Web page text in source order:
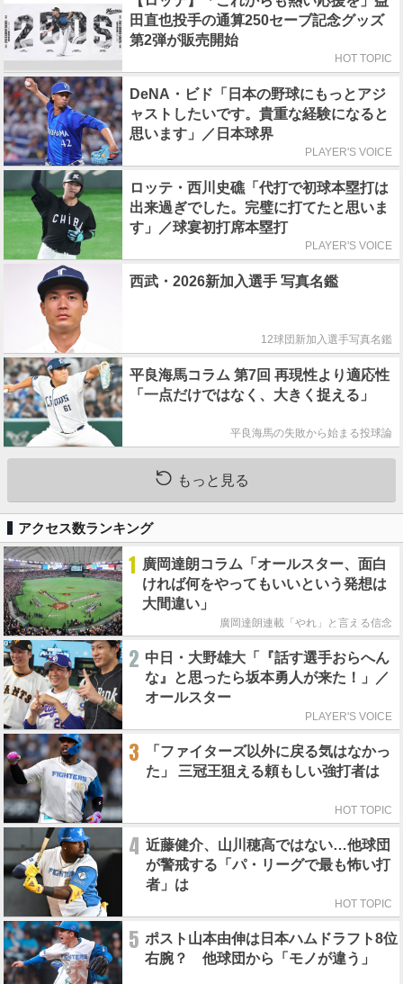
田直也投手の通算250セーブ記念グッズ
第2弾が販売開始
HOT TOPIC
DeNA・ビド「日本の野球にもっとアジ
ャストしたいです。貴重な経験になると
思います」／日本球界
PLAYER'S VOICE
ロッテ・西川史礁「代打で初球本塁打は
出来過ぎでした。完璧に打てたと思いま
す」／球宴初打席本塁打
PLAYER'S VOICE
西武・2026新加入選手 写真名鑑
12球団新加入選手写真名鑑
平良海馬コラム 第7回 再現性より適応性
「一点だけではなく、大きく捉える」
平良海馬の失敗から始まる投球論
もっと見る
アクセス数ランキング
1 廣岡達朗コラム「オールスター、面白
ければ何をやってもいいという発想は
大間違い」
廣岡達朗連載「やれ」と言える信念
2 中日・大野雄大「『話す選手おらへん
な』と思ったら坂本勇人が来た！」／
オールスター
PLAYER'S VOICE
3
「ファイターズ以外に戻る気はなかっ
た」 三冠王狙える頼もしい強打者は
HOT TOPIC
4 近藤健介、山川穂高ではない…他球団
が警戒する「パ・リーグで最も怖い打
者」は
HOT TOPIC
5 ポスト山本由伸は日本ハムドラフト8位
右腕？ 他球団から「モノが違う」